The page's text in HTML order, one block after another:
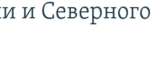
и Северного